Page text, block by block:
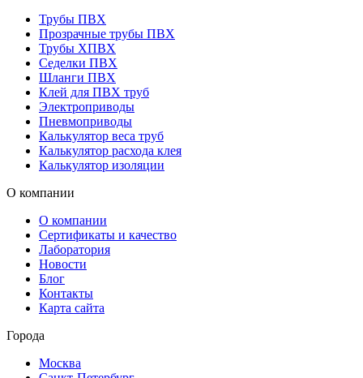
Трубы ПВХ
Прозрачные трубы ПВХ
Трубы ХПВХ
Седелки ПВХ
Шланги ПВХ
Клей для ПВХ труб
Электроприводы
Пневмоприводы
Калькулятор веса труб
Калькулятор расхода клея
Калькулятор изоляции
О компании
О компании
Сертификаты и качество
Лаборатория
Новости
Блог
Контакты
Карта сайта
Города
Москва